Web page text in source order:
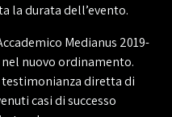
la durata dell’evento.
Medianus 2019-
nuovo ordinamento.
diretta di
casi di successo